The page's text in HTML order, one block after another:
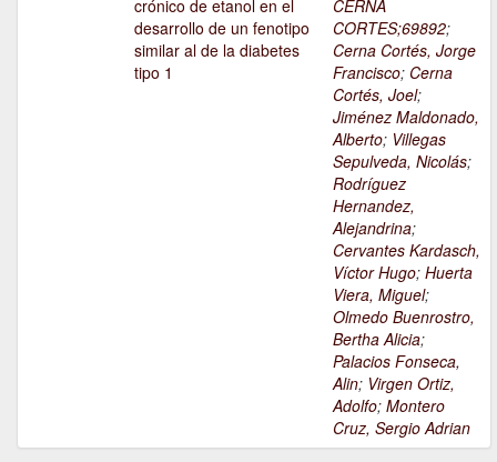
crónico de etanol en el
desarrollo de un fenotipo
similar al de la diabetes
tipo 1
CERNA
CORTES;69892;
Cerna Cortés, Jorge
Francisco; Cerna
Cortés, Joel;
Jiménez Maldonado,
Alberto; Villegas
Sepulveda, Nicolás;
Rodríguez
Hernandez,
Alejandrina;
Cervantes Kardasch,
Víctor Hugo; Huerta
Viera, Miguel;
Olmedo Buenrostro,
Bertha Alicia;
Palacios Fonseca,
Alin; Virgen Ortiz,
Adolfo; Montero
Cruz, Sergio Adrian